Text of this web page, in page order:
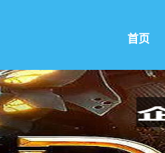
首页